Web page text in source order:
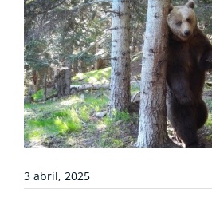
COLABORA
RECURSOS
NOTICIAS
CONTACTO
3 abril, 2025